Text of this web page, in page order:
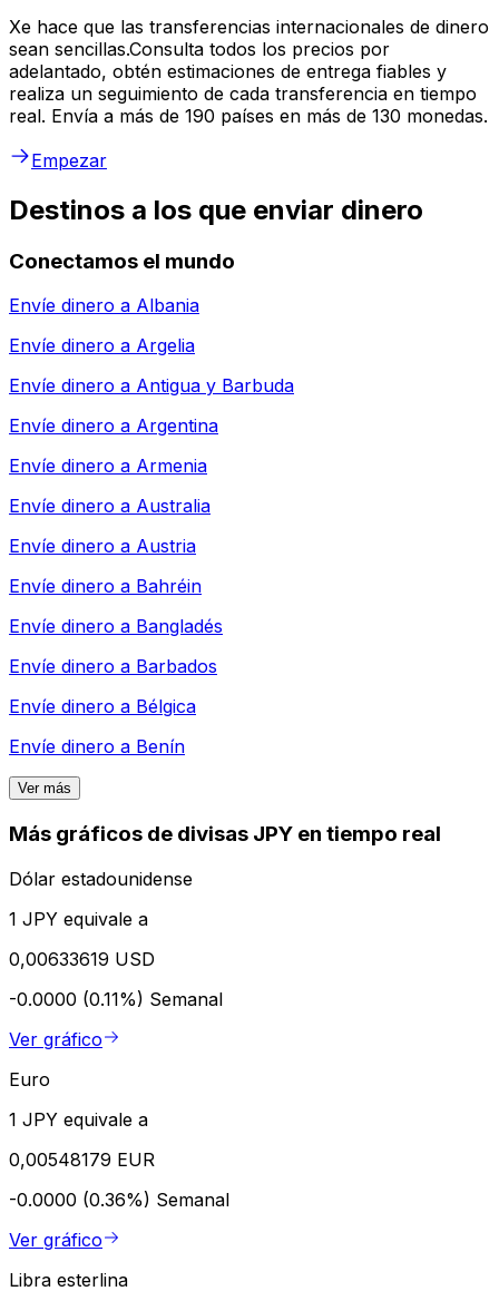
Xe hace que las transferencias internacionales de dinero
sean sencillas.Consulta todos los precios por
adelantado, obtén estimaciones de entrega fiables y
realiza un seguimiento de cada transferencia en tiempo
real. Envía a más de 190 países en más de 130 monedas.
Empezar
Destinos a los que enviar dinero
Conectamos el mundo
Envíe dinero a Albania
Envíe dinero a Argelia
Envíe dinero a Antigua y Barbuda
Envíe dinero a Argentina
Envíe dinero a Armenia
Envíe dinero a Australia
Envíe dinero a Austria
Envíe dinero a Bahréin
Envíe dinero a Bangladés
Envíe dinero a Barbados
Envíe dinero a Bélgica
Envíe dinero a Benín
Ver más
Más gráficos de divisas JPY en tiempo real
Dólar estadounidense
1 JPY equivale a
0,00633619 USD
-0.0000 (0.11%) Semanal
Ver gráfico
Euro
1 JPY equivale a
0,00548179 EUR
-0.0000 (0.36%) Semanal
Ver gráfico
Libra esterlina